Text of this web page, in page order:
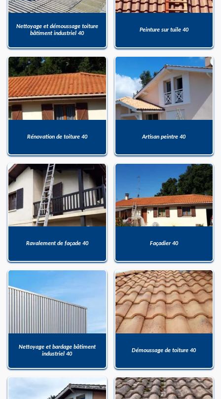
Nettoyage et démoussage toiture
bâtiment industriel 40
Peinture sur tuile 40
Rénovation de toiture 40 Artisan peintre 40
Ravalement de façade 40 Façadier 40
Nettoyage et bardage bâtiment
industriel 40
Démoussage de toiture 40